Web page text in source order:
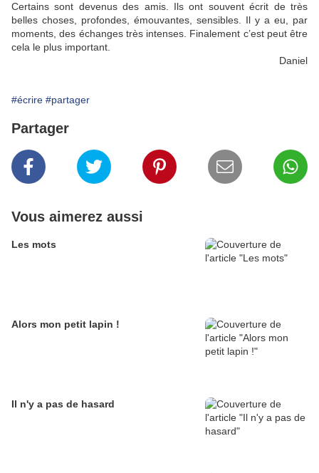
Certains sont devenus des amis. Ils ont souvent écrit de très
belles choses, profondes, émouvantes, sensibles. Il y a eu, par
moments, des échanges très intenses. Finalement c’est peut être
cela le plus important.
Daniel
#écrire #partager
Partager
Vous aimerez aussi
Les mots
Alors mon petit lapin !
Il n'y a pas de hasard